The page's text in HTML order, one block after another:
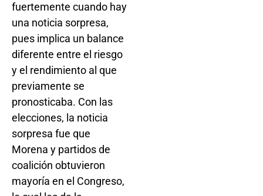
fuertemente cuando hay
una noticia sorpresa,
pues implica un balance
diferente entre el riesgo
y el rendimiento al que
previamente se
pronosticaba. Con las
elecciones, la noticia
sorpresa fue que
Morena y partidos de
coalición obtuvieron
mayoría en el Congreso,